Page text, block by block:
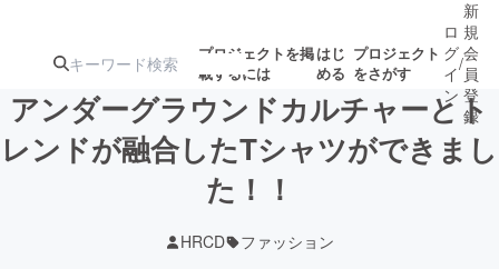
プロジェクトを掲
載するには
はじ
める
プロジェクト
をさがす
注目の新着プロ
募集終了が近いプ
ロ
グ
イ
ン
/
新
規
会
員
登
録
アンダーグラウンドカルチャーとト
レンドが融合したTシャツができまし
た！！
HRCD ファッション